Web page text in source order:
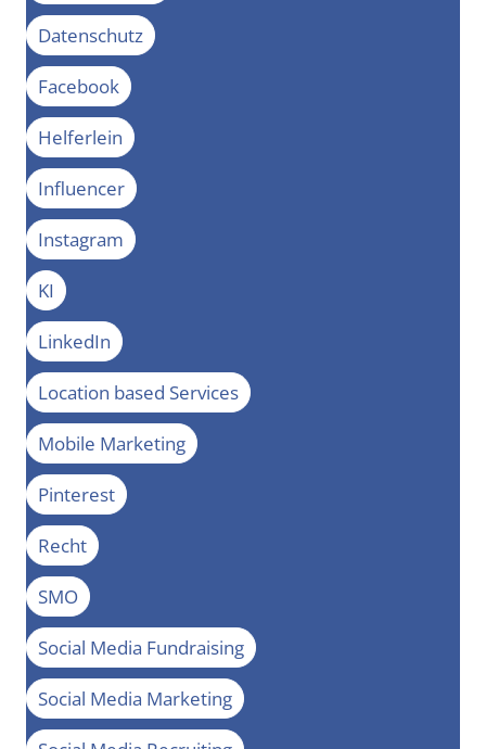
Datenschutz
Facebook
Helferlein
Influencer
Instagram
KI
LinkedIn
Location based Services
Mobile Marketing
Pinterest
Recht
SMO
Social Media Fundraising
Social Media Marketing